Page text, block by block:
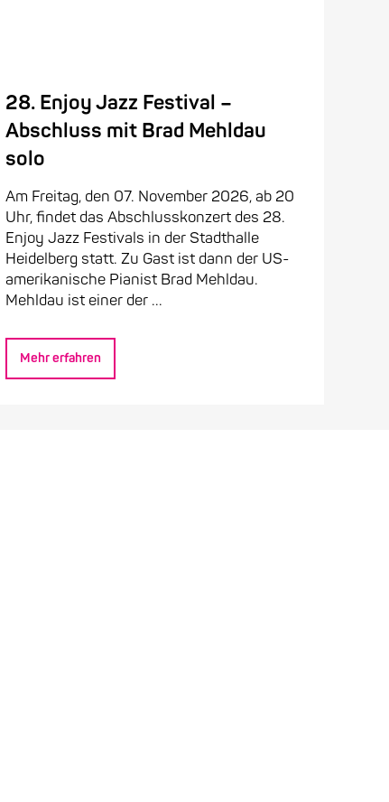
28. Enjoy Jazz Festival –
Abschluss mit Brad Mehldau
solo
Am Freitag, den 07. November 2026, ab 20
Uhr, findet das Abschlusskonzert des 28.
Enjoy Jazz Festivals in der Stadthalle
Heidelberg statt. Zu Gast ist dann der US-
amerikanische Pianist Brad Mehldau.
Mehldau ist einer der ...
Mehr erfahren